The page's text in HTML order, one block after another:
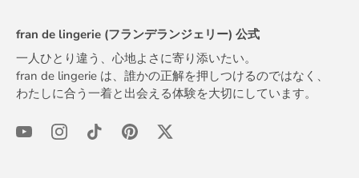
fran de lingerie (フランデランジェリー) 公式
一人ひとり違う、心地よさに寄り添いたい。
fran de lingerie は、誰かの正解を押しつけるのではなく、
わたしに合う一着と出会える体験を大切にしています。